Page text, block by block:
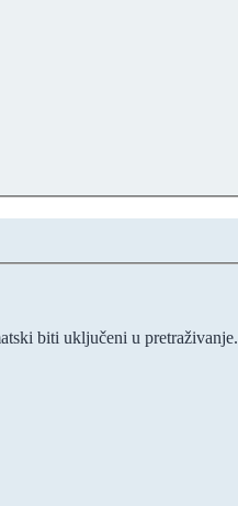
biti uključeni u pretraživanje.